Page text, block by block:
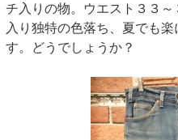
チ入りの物。ウエスト３３
入り独特の色落ち、夏でも
す。どうでしょうか？